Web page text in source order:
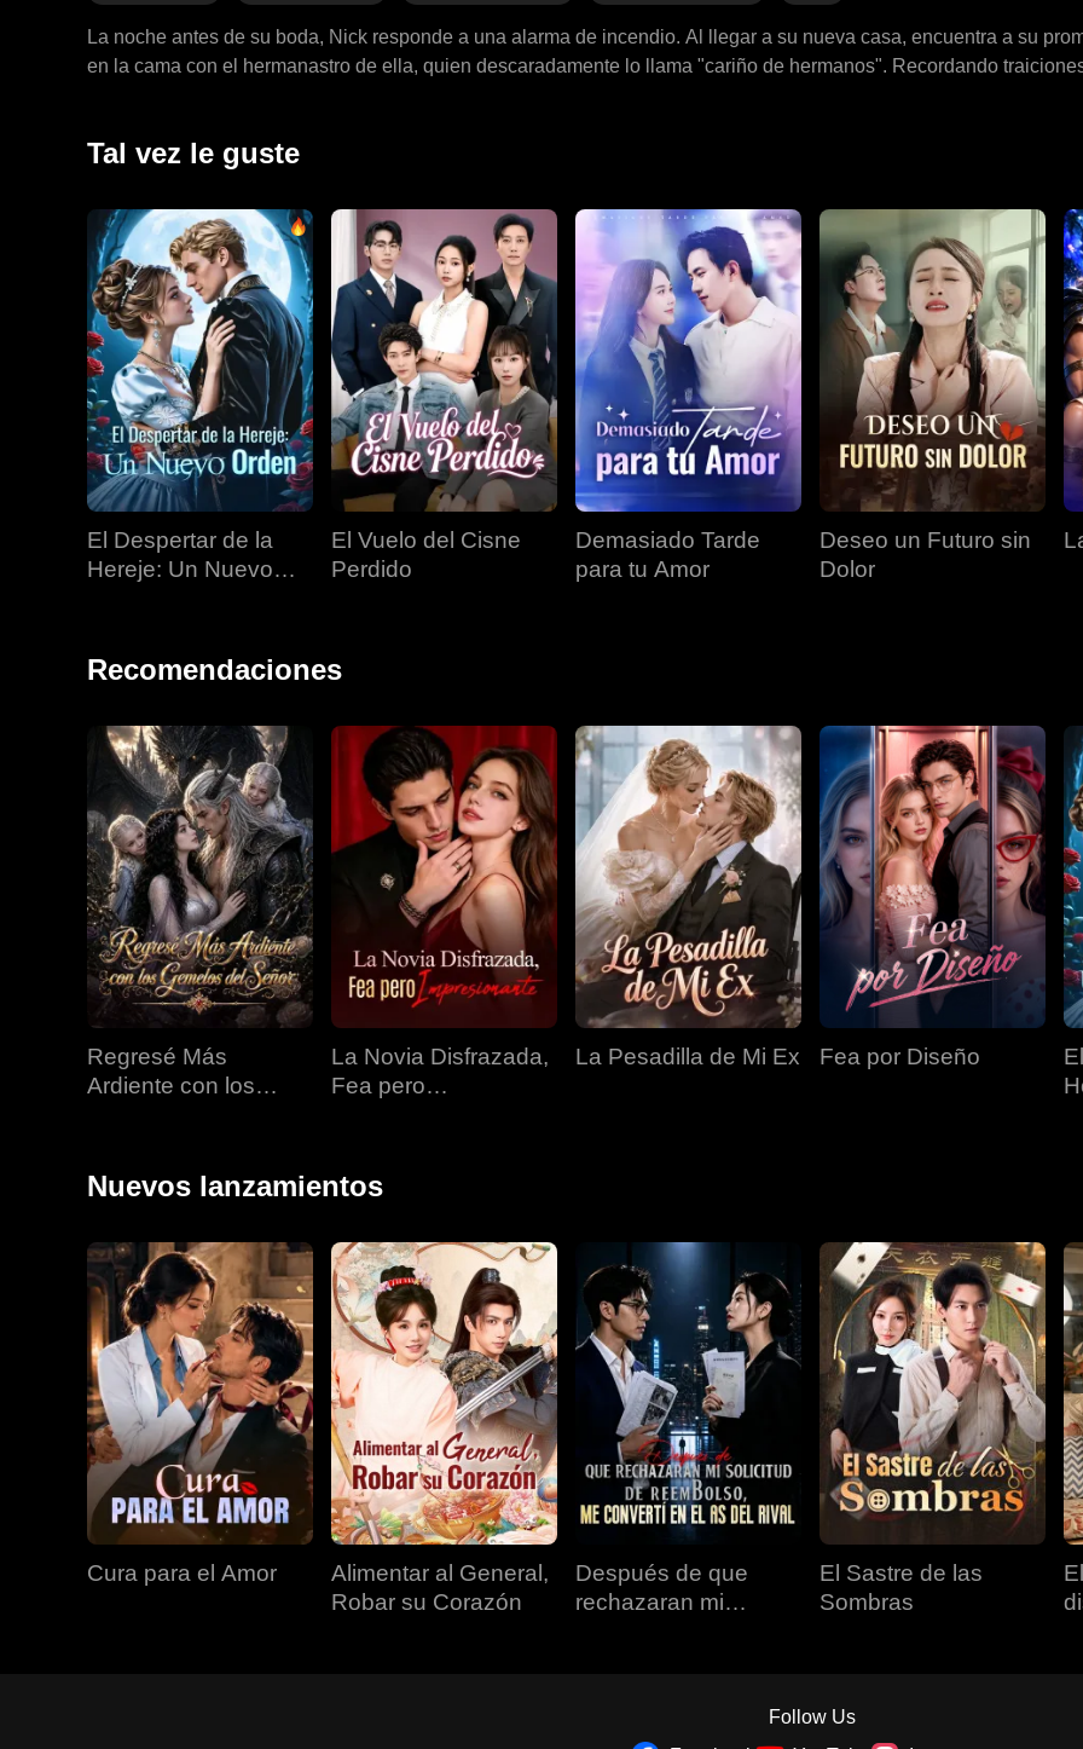
La noche antes de su boda, Nick responde a una alarma de incendio. Al llegar a su nueva casa, encuentra a su
en la cama con el hermanastro de ella, quien descaradamente lo llama "cariño de hermanos". Recordando
Tal vez le guste
El Despertar de la
Hereje: Un Nuevo
El Vuelo del Cisne
Perdido
Demasiado Tarde
para tu Amor
Deseo un Futuro sin
Dolor
Recomendaciones
Regresé Más
Ardiente con los
La Novia Disfrazada,
Fea pero
La Pesadilla de Mi Ex Fea por Diseño
Nuevos lanzamientos
Cura para el Amor
Alimentar al General,
Robar su Corazón
Después de que
rechazaran mi
El Sastre de las
Sombras
Follow Us